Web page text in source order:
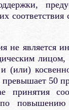
не является
лицом,
(или)
50
принятия
повышению